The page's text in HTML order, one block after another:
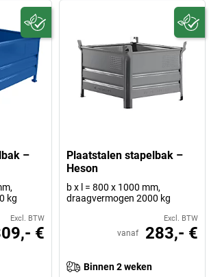
–
kg
Excl. BTW
€
Plaatstalen stapelbak –
Heson
b x l = 800 x 1000 mm,
draagvermogen 2000 kg
Excl. BTW
vanaf 283,- €
Binnen 2 weken